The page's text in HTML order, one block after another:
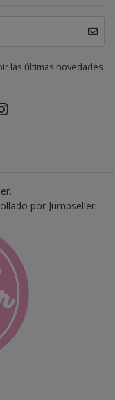
las últimas novedades
por Jumpseller.